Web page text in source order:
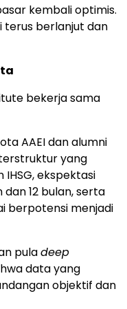
kembalioptimis.
terus berlanjut dan
bekerjasama
AAEIdanalumni
yang
IHSG,ekspektasi
dan12 bulan,serta
berpotensi menjadi
puladeep
datayang
objektif dan